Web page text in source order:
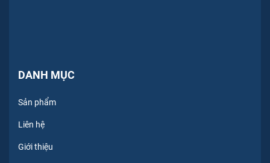
DANH MỤC
Sản phẩm
Liên hệ
Giới thiệu